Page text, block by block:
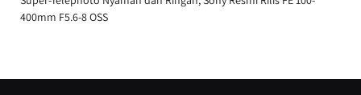
400mm F5.6-8 OSS